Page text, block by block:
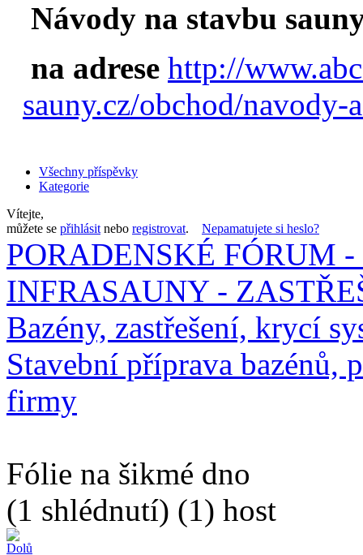
Návody na stavbu
na adrese http://
sauny.cz/obchod/
Všechny příspěvky
Kategorie
Vítejte,
můžete se přihlásit nebo registrovat. Nepamatujete si heslo?
PORADENSKÉ FÓRUM
INFRASAUNY -
Bazény, zastřešení, krycí
Stavební příprava bazénů,
firmy
Fólie na šikmé dno
(1 shlédnutí) (1) host